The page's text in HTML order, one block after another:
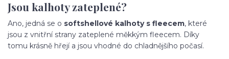
Jsou kalhoty zateplené?
Ano, jedná se o softshellové kalhoty s fleecem, které
jsou z vnitřní strany zateplené měkkým fleecem. Díky
tomu krásně hřejí a jsou vhodné do chladnějšího počasí.